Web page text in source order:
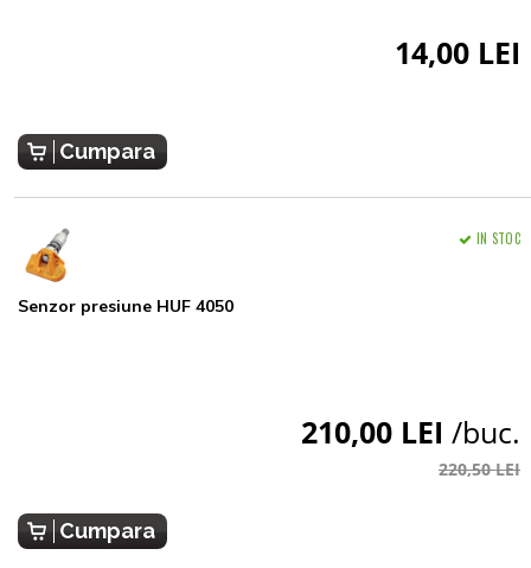
14,00 LEI
Cumpara
Senzor presiune HUF 4050
IN STOC
210,00 LEI /buc.
220,50 LEI
Cumpara